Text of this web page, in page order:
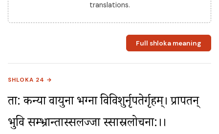
translations.
Full shloka meaning
SHLOKA 24 →
ता: कन्या वायुना भग्ना विविशुर्नृपतेर्गृहम्। प्रापतन्
भुवि सम्भ्रान्तास्सलज्जा स्सास्रलोचना:।।